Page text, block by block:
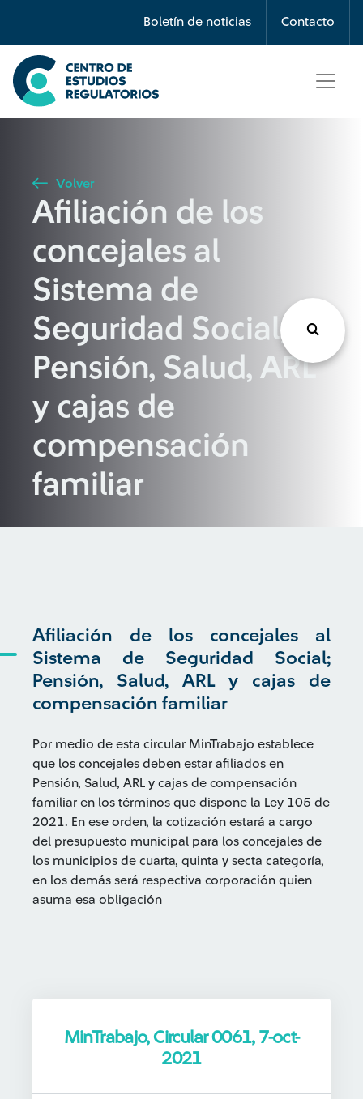
Boletín de noticias Contacto
Búsqueda
Seleccione país
Buscar
Volver
Afiliación de los
concejales al
Sistema de
Seguridad Social;
Pensión, Salud, ARL
y cajas de
compensación
familiar
Afiliación de los concejales al
Sistema de Seguridad Social;
Pensión, Salud, ARL y cajas de
compensación familiar
Por medio de esta circular MinTrabajo establece
que los concejales deben estar afiliados en
Pensión, Salud, ARL y cajas de compensación
familiar en los términos que dispone la Ley 105 de
2021. En ese orden, la cotización estará a cargo
del presupuesto municipal para los concejales de
los municipios de cuarta, quinta y secta categoría,
en los demás será respectiva corporación quien
asuma esa obligación
MinTrabajo, Circular 0061, 7-oct-
2021